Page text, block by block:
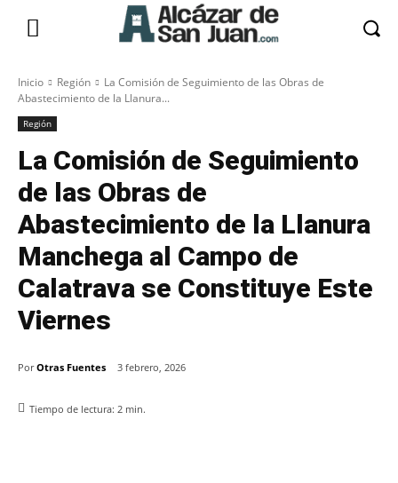
Inicio Región
La Comisión de Seguimiento de las Obras de
Abastecimiento de la Llanura...
Región
La Comisión de Seguimiento
de las Obras de
Abastecimiento de la Llanura
Manchega al Campo de
Calatrava se Constituye Este
Viernes
Por Otras Fuentes 3 febrero, 2026
Tiempo de lectura: 2 min.